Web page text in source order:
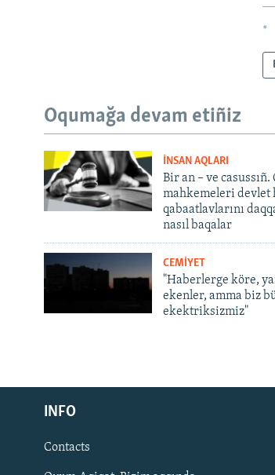
Русский
Українською
QOŞULIÑIZ!
*
Oqumağa devam etiñiz
İNSAN AQLARI
Bir an – ve casussıñ.
mahkemeleri devlet
qabaatlavlarını
nasıl baqalar
CEMİYET
"Haberlerge köre,
ekenler, amma biz
ekektriksizmiz"
INFO
Contacts